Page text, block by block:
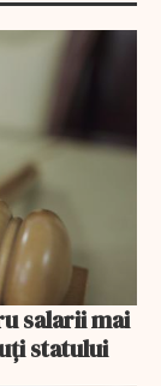
salarii mai
statului